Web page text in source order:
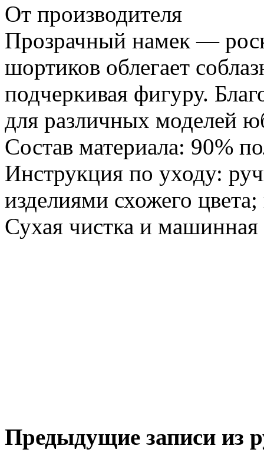
От производителя
Прозрачный намек —
шортиков облегает
подчеркивая фигуру.
для различных моделей
Состав материала: 90%
Инструкция по уходу:
изделиями схожего
Сухая чистка и
Предыдущие записи из